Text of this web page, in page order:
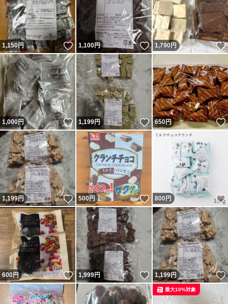
1,150円 いいね！
1,100円 いいね！
1,790円
1,000円 いいね！
1,199円 いいね！
650円
1,199円 いいね！
500円 いいね！
800 円
600円 いいね！
1,999円 いいね！
1,199円
最大10%対象